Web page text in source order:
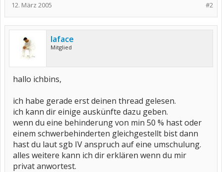
Rehabilitation hat (habe 30% GdB, mein Arzt wollte mehr, aber
dafür ist Hamburg ja bekannt) und wie man sich gegen diese
merkwürdigen Tricksereien des Sozialamtes wehren kann (ich
hätte schließlich mein Studium nie aufgegeben, wenn ich gwusst
hätte, das ich danach ins Bodenlose falle, bin nicht irgendwo
durchgefallen)?
Gruß, Thomas
#2
12. März 2005
laface
Mitglied
hallo ichbins,
ich habe gerade erst deinen thread gelesen.
ich kann dir einige auskünfte dazu geben.
wenn du eine behinderung von min 50 % hast oder
einem schwerbehinderten gleichgestellt bist dann
hast du laut sgb IV anspruch auf eine umschulung.
alles weitere kann ich dir erklären wenn du mir
privat anwortest.